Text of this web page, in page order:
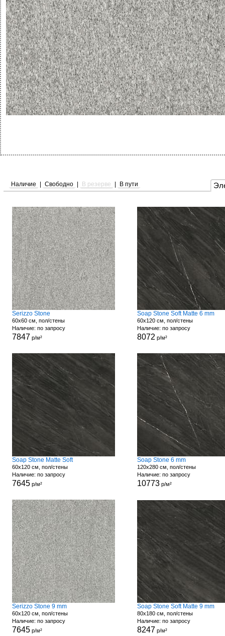
Наличие Свободно В резерве В пути
Serizzo Stone
60x60 см, пол/стены
Наличие: по запросу
7847 р/м²
Soap Stone Soft Matte 6 mm
60x120 см, пол/стены
Наличие: по запросу
8072 р/м²
Soap Stone Matte Soft
60x120 см, пол/стены
Наличие: по запросу
7645р/м²
Soap Stone 6 mm
120x280 см, пол/стены
Наличие: по запросу
10773р/м²
Serizzo Stone 9 mm
60x120 см, пол/стены
Наличие: по запросу
7645р/м²
Soap Stone Soft Matte 9 mm
80x180 см, пол/стены
Наличие: по запросу
8247 р/м²